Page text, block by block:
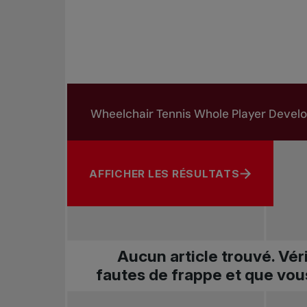
Rechercher par sujet, joueur ou autre
AFFICHER LES RÉSULTATS
Aucun article trouvé.
fautes de frappe et que